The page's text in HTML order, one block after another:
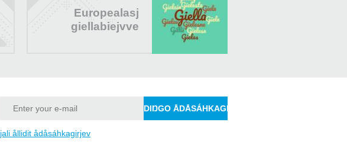
Europealasj
giellabiejvve
jali ållidit ådåsáhkagirjev